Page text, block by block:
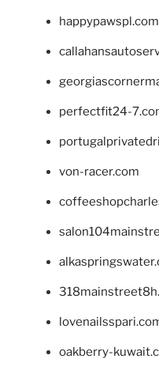
happypawspl.com
perfectfit24-
von-racer.com
oakberry-